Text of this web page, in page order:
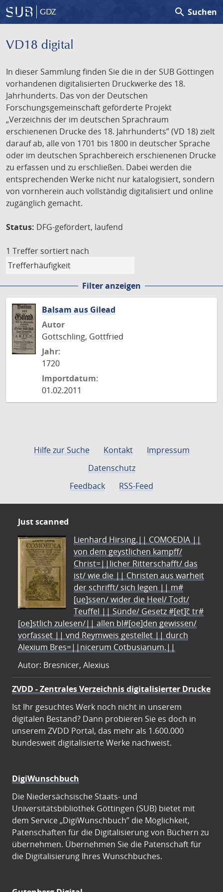
GDZ search Suchen
VD18 digital
In dieser Sammlung finden Sie die in der SUB Göttingen
vorhandenen digitalisierten Druckwerke des 18.
Jahrhunderts. Das von der Deutschen
Forschungsgemeinschaft geförderte Projekt
„Verzeichnis der im deutschen Sprachraum
erschienenen Drucke des 18. Jahrhunderts” (VD 18) zielt
darauf ab, alle von 1701 bis 1800 in deutscher Sprache
oder im deutschen Sprachbereich erschienenen Drucke
zu erfassen und zu erschließen. Dabei werden die
entsprechenden Werke nicht nur katalogisiert, sondern
von vornherein auch vollständig digitalisiert und online
zugänglich gemacht.
Status: DFG-gefördert, laufend
1 Treffer sortiert nach
Filter anzeigen
Balsam aus Gilead
Autor
Gottschling, Gottfried
Jahr:
1720
Importdatum:
01.02.2011
Hilfe zur Suche Kontakt
Impressum
Datenschutz
Feedback
RSS-Feed
Just scanned
Lienhard Hirsing.|| COMOEDIA ||
von dem geystlichen kampff/
Christ=||licher Ritterschafft/ das
ist/ wie die || Christen aus warheit
der schrifft/ sich legen || m#
[ue]ssen/ wider die Heel/ Todt/
Teuffel || Sünde/ Gesetz #[et]c̃ tr#
[oe]stlich zulesen/|| allen bl#[oe]den gewissen/
vorfasset || vnd Reymweis gestellet || durch
Alexium Bres=||nicerum Cotbusianum.||
Autor: Bresnicer, Alexius
ZVDD - Zentrales Verzeichnis digitalisierter Drucke
Ist Ihr gesuchtes Werk noch nicht in unserem
digitalen Bestand? Dann probieren Sie es doch in
unserem ZVDD Portal, das mehr als 1.600.000
bundesweit digitalisierte Werke nachweist.
DigiWunschbuch
Die Niedersächsische Staats- und
Universitätsbibliothek Göttingen (SUB) bietet mit
dem Service „DigiWunschbuch” die Möglichkeit,
Patenschaften für die Digitalisierung von Büchern zu
übernehmen. Übernehmen Sie die Patenschaft für
die Digitalisierung Ihres Wunschbuches.